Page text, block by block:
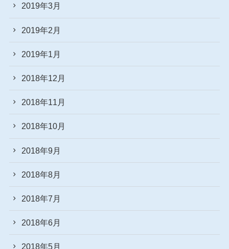
2019年3月
2019年2月
2019年1月
2018年12月
2018年11月
2018年10月
2018年9月
2018年8月
2018年7月
2018年6月
2018年5月